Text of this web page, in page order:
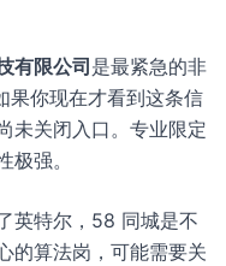
有限公司 是最紧急的非
果你现在才看到这条信
未关闭入口。专业限定
强。
英特尔，58 同城是不
的算法岗，可能需要关